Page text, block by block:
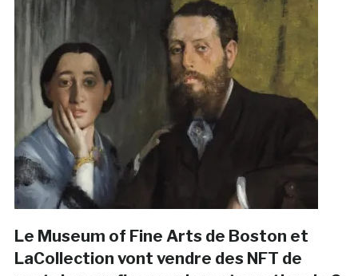
Le Museum of Fine Arts de Boston et
LaCollection vont vendre des NFT de